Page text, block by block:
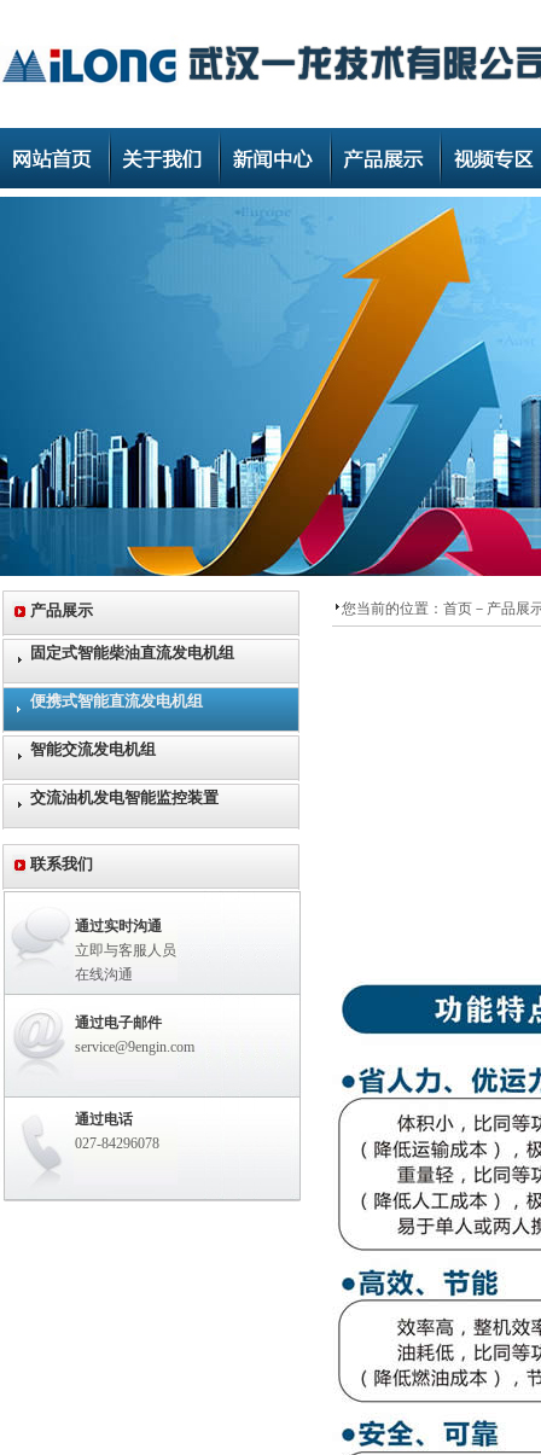
产品展示
固定式智能柴油直流发电机组
便携式智能直流发电机组
智能交流发电机组
交流油机发电智能监控装置
联系我们
通过实时沟通
立即与客服人员
在线沟通
通过电子邮件
service@9engin.com
通过电话
027-84296078
您当前的位置： 首页 － 产品展